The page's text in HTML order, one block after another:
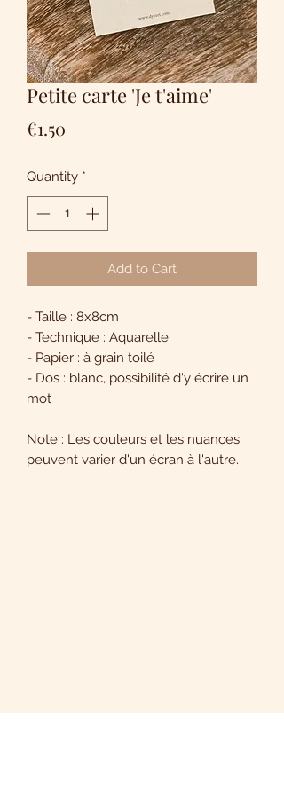
Petite carte 'Je t'aime'
€1.50
Quantity *
Add to Cart
- Taille : 8x8cm
- Technique : Aquarelle
- Papier : à grain toilé
- Dos : blanc, possibilité d'y écrire un
mot
Note : Les couleurs et les nuances
peuvent varier d'un écran à l'autre.